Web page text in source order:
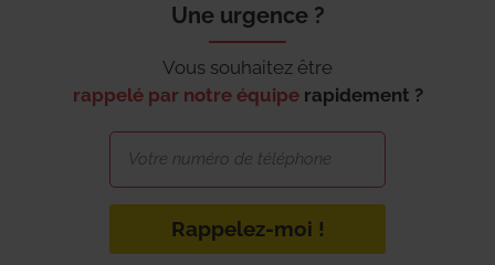
Une urgence ?
Vous souhaitez être
rappelé par notre équipe rapidement ?
Rappelez-moi !